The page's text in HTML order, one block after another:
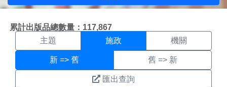
累計出版品總數量：117,867
施政搜尋結果頁面
主題 施政 機關
新 => 舊 舊 => 新
匯出查詢